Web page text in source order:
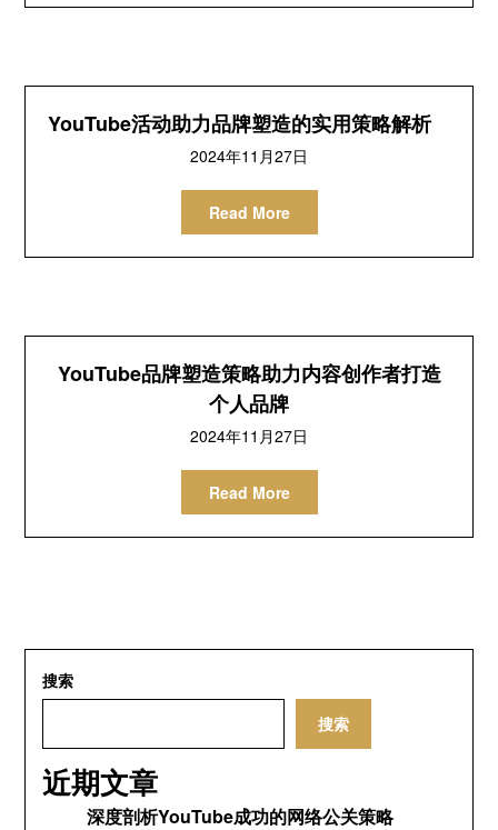
YouTube活动助力品牌塑造的实用策略解析
2024年11月27日
Read More
YouTube品牌塑造策略助力内容创作者打造
个人品牌
2024年11月27日
Read More
搜索
搜索
近期文章
深度剖析YouTube成功的网络公关策略